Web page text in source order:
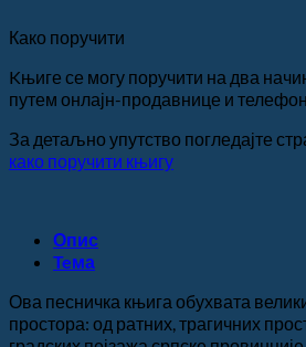
Како поручити
Kњиге се могу поручити на два
путем онлајн-продавнице и
За детаљно упутство погледајте
како поручити књигу
Опис
Teма
Ова песничка књига обухвата
простора: од ратних, трагичних